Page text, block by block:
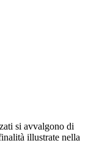
si avvalgono di
illustrate nella